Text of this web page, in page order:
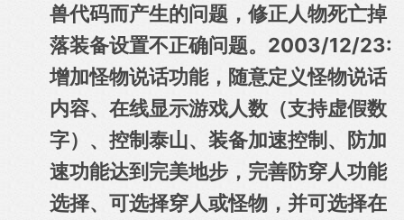
兽代码而产生的问题，修正人物死亡掉
落装备设置不正确问题。 2003/12/23:
增加怪物说话功能，随意定义怪物说话
内容、在线显示游戏人数（支持虚假数
字）、控制泰山、装备加速控制、防加
速功能达到完美地步，完善防穿人功能
选择、可选择穿人或怪物，并可选择在